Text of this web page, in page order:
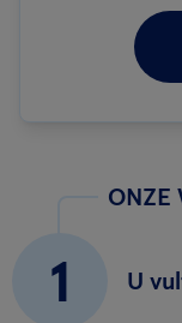
ONZE
1 U